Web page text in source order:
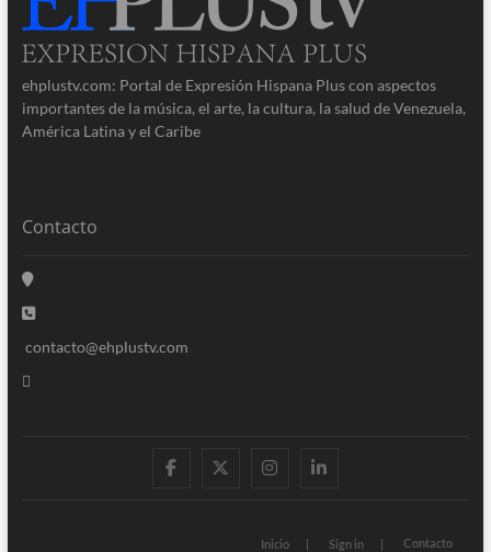
ehplustv.com: Portal de Expresión Hispana Plus con aspectos
importantes de la música, el arte, la cultura, la salud de Venezuela,
América Latina y el Caribe
Contacto
contacto@ehplustv.com
facebooktwitterinstagram
linkedin
Inicio Sign in Contacto